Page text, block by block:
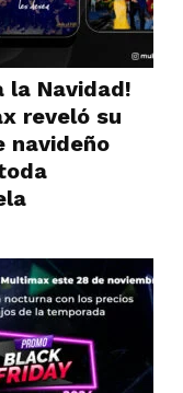
la Navidad!
reveló su
navideño